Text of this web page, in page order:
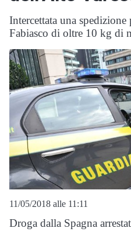
Intercettata una
Fabiasco di oltre 10 kg di
11/05/2018 alle 11:11
Droga dalla Spagna